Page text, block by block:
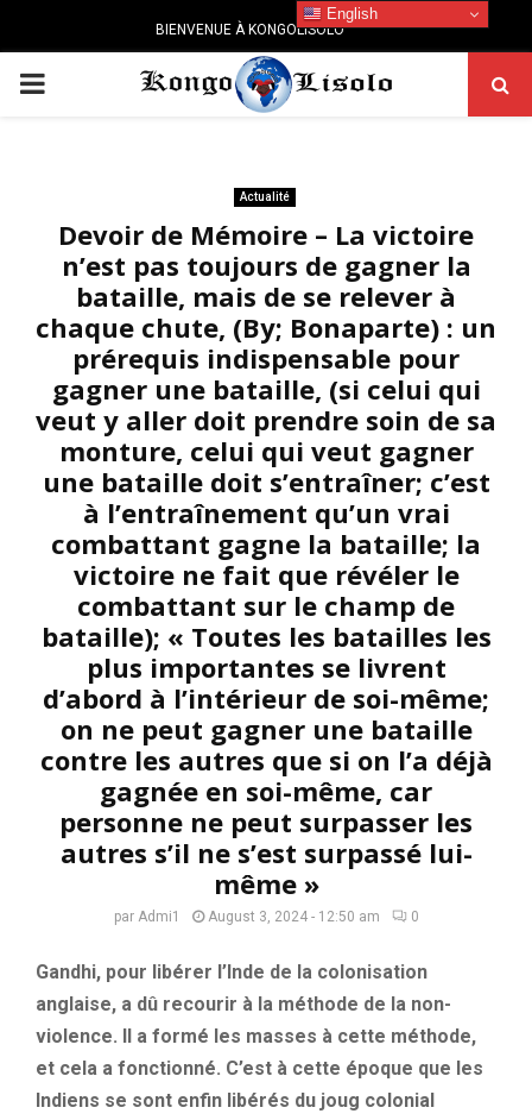
BIENVENUE À KONGOLISOLO
PRIMARY
Actualité
Devoir de Mémoire – La victoire
n’est pas toujours de gagner la
bataille, mais de se relever à
chaque chute, (By; Bonaparte) : un
prérequis indispensable pour
gagner une bataille, (si celui qui
veut y aller doit prendre soin de sa
monture, celui qui veut gagner
une bataille doit s’entraîner; c’est
à l’entraînement qu’un vrai
combattant gagne la bataille; la
victoire ne fait que révéler le
combattant sur le champ de
bataille); « Toutes les batailles les
plus importantes se livrent
d’abord à l’intérieur de soi-même;
on ne peut gagner une bataille
contre les autres que si on l’a déjà
gagnée en soi-même, car
personne ne peut surpasser les
autres s’il ne s’est surpassé lui-
même »
par Admi1 August 3, 2024 - 12:50 am 0
Gandhi, pour libérer l’Inde de la colonisation
anglaise, a dû recourir à la méthode de la non-
violence. Il a formé les masses à cette méthode,
et cela a fonctionné. C’est à cette époque que les
Indiens se sont enfin libérés du joug colonial
English